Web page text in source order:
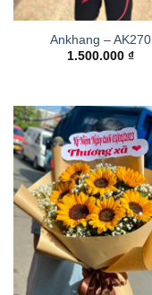
Ankhang – AK270
1.500.000 ₫